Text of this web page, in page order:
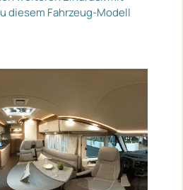
diesem Fahrzeug-Modell